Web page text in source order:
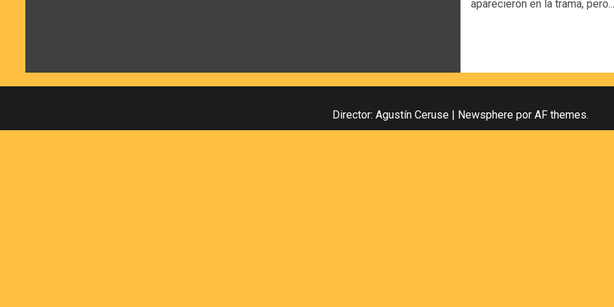
aparecieron en la trama, pero...
Director: Agustín Ceruse | Newsphere por AF themes.